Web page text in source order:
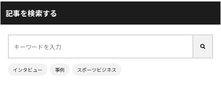
記事を検索する
インタビュー 事例 スポーツビジネス